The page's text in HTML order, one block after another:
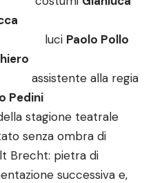
Paolo Pollo
alla regia
Pedini
stagione teatrale
senza ombra di
Brecht: pietra di
successiva e,